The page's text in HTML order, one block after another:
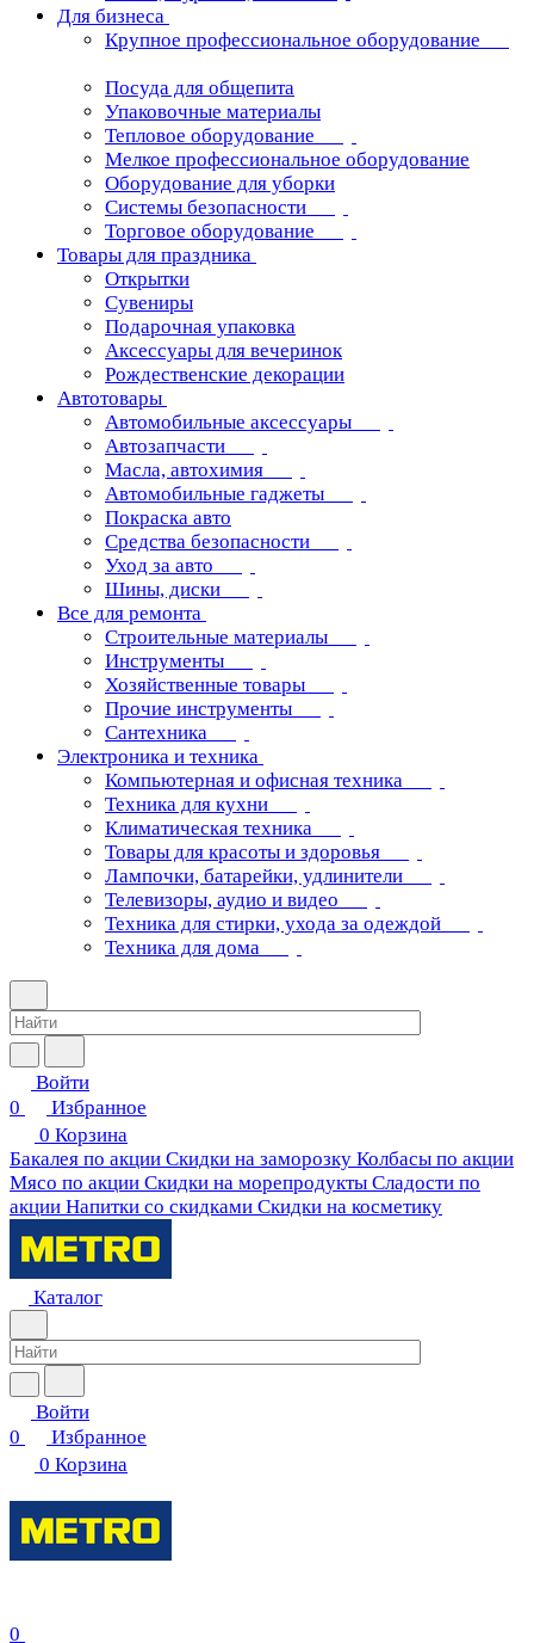
Для бизнеса
Крупное профессиональное оборудование
Посуда для общепита
Упаковочные материалы
Тепловое оборудование
Мелкое профессиональное оборудование
Оборудование для уборки
Системы безопасности
Торговое оборудование
Товары для праздника
Открытки
Сувениры
Подарочная упаковка
Аксессуары для вечеринок
Рождественские декорации
Автотовары
Автомобильные аксессуары
Автозапчасти
Масла, автохимия
Автомобильные гаджеты
Покраска авто
Средства безопасности
Уход за авто
Шины, диски
Все для ремонта
Строительные материалы
Инструменты
Хозяйственные товары
Прочие инструменты
Сантехника
Электроника и техника
Компьютерная и офисная техника
Техника для кухни
Климатическая техника
Товары для красоты и здоровья
Лампочки, батарейки, удлинители
Телевизоры, аудио и видео
Техника для стирки, ухода за одеждой
Техника для дома
Войти
0
Избранное
0 Корзина
Бакалея по акции Скидки на заморозку Колбасы по акции
Мясо по акции Скидки на морепродукты Сладости по
акции Напитки со скидками Скидки на косметику
Каталог
Войти
0
Избранное
0 Корзина
0